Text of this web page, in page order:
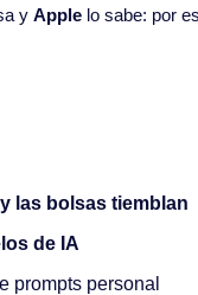
y Apple lo sabe: por
las bolsas tiemblan
de IA
prompts personal